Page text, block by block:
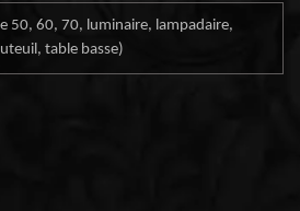
50, 60, 70, luminaire, lampadaire,
table basse)